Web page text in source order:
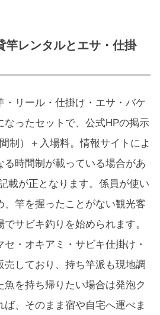
竿レンタルとエサ・仕掛
・リール・仕掛け・エサ・バケ
なったセットで、公式HPの掲示
制）＋入場料。情報サイトによ
る時間制が載っている場合があ
載が正となります。係員が使い
、竿を握ったことがない観光客
サビキ釣りを始められます。
・オキアミ・サビキ仕掛け・
売しており、持ち竿派も現地調
を持ち帰りたい場合は発泡ク
、そのまま宿や自宅へ運べま